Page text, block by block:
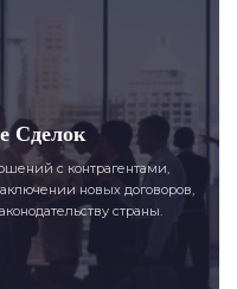
Сделок
с контрагентами,
новых договоров,
страны.